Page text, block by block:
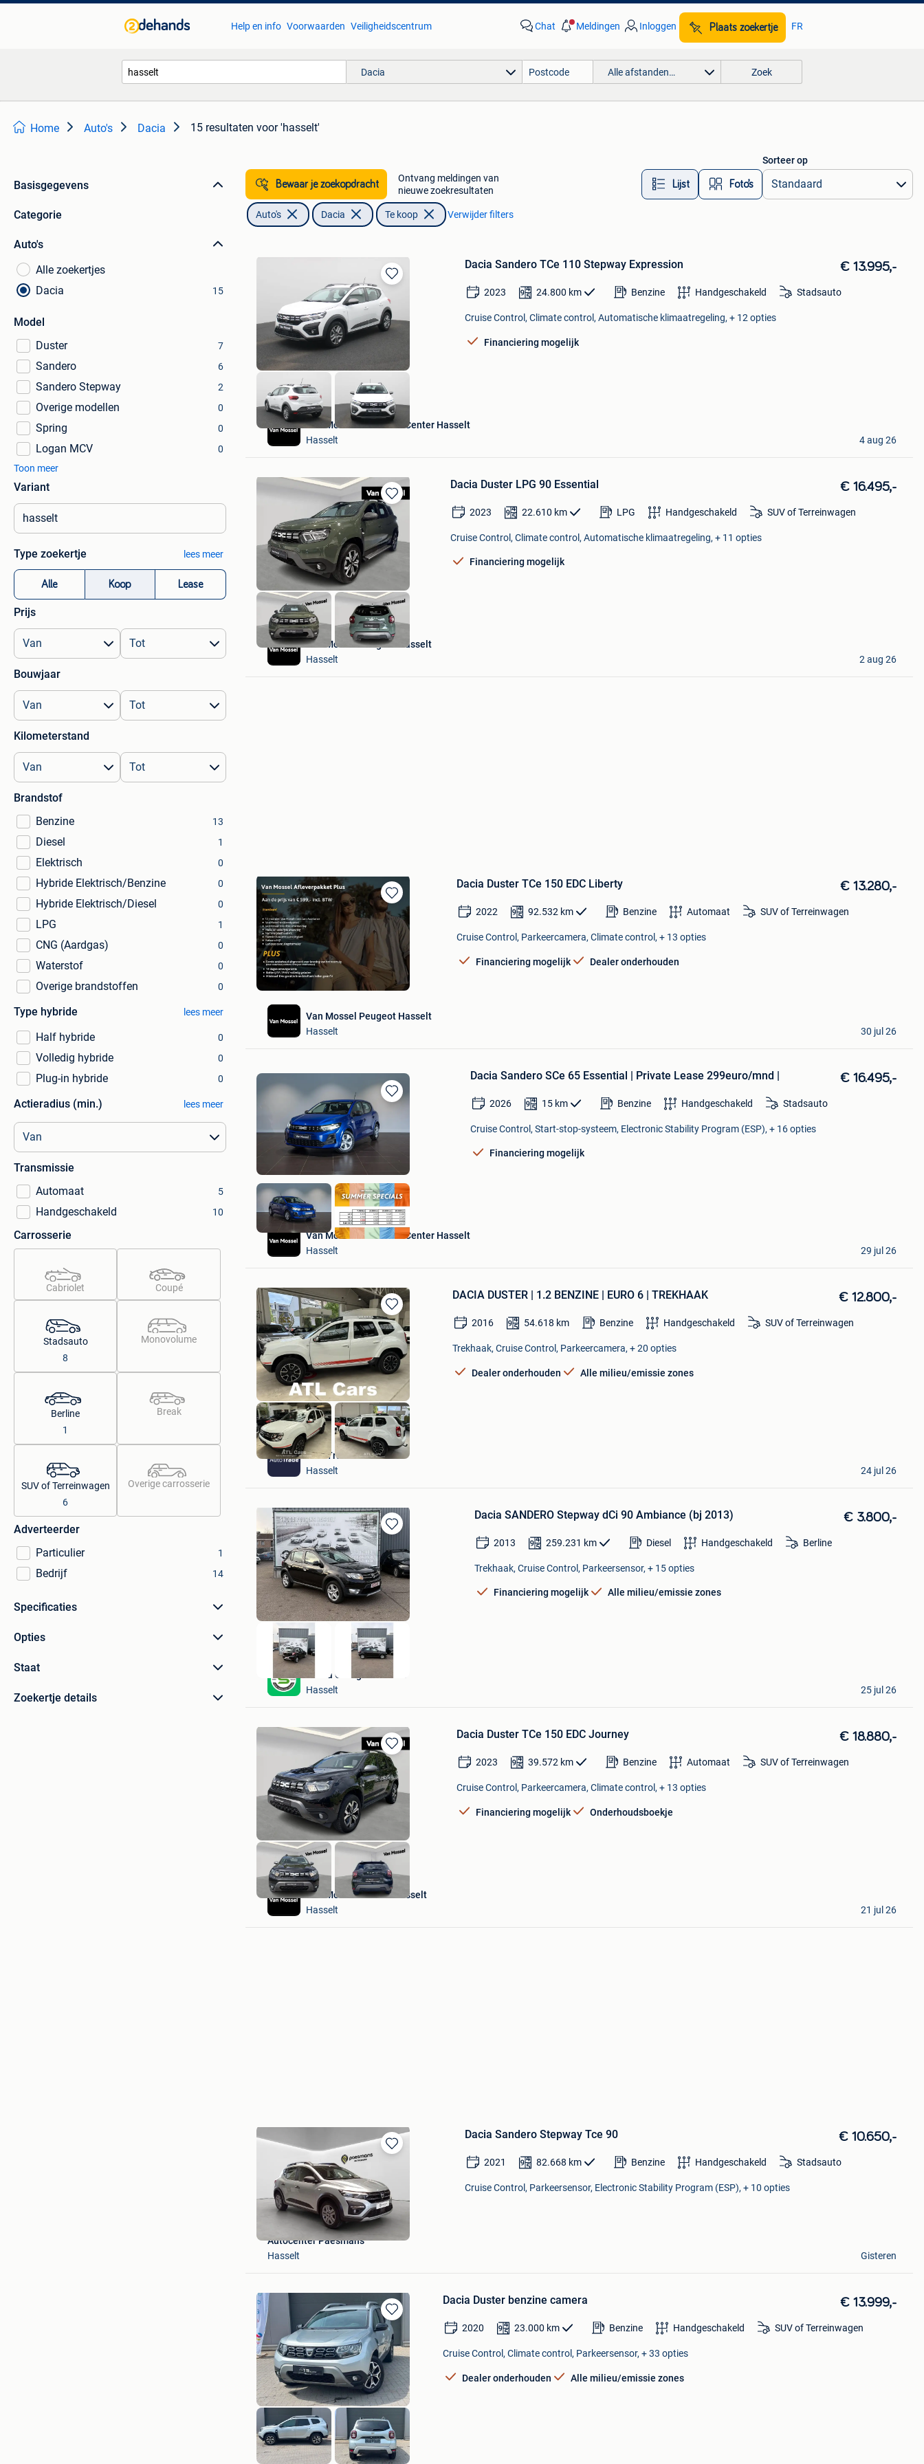
Help en info Voorwaarden Veiligheidscentrum Chat Meldingen Inloggen Plaats zoekertje FR
Dacia Alle afstanden… Zoek
Home Auto's Dacia 15 resultaten voor 'hasselt'
Basisgegevens
Categorie
Auto's
Alle zoekertjes
Dacia
15
Model
Duster
7
Sandero 6
Sandero Stepway 2
Overige modellen 0
Spring 0
Logan MCV
0
Toon meer
Variant
Type zoekertje lees meer
Alle Koop Lease
Prijs
Bouwjaar
Kilometerstand
Brandstof
Benzine
13
Diesel 1
Elektrisch 0
Hybride Elektrisch/Benzine 0
Hybride Elektrisch/Diesel 0
LPG 1
CNG (Aardgas) 0
Waterstof 0
Overige brandstoffen 0
Type hybride lees meer
Half hybride 0
Volledig hybride 0
Plug-in hybride 0
Actieradius (min.) lees meer
Transmissie
Automaat
5
Handgeschakeld 10
Carrosserie
Cabriolet Coupé
Stadsauto
8
Monovolume
Berline
1
Break
SUV of Terreinwagen
6
Overige carrosserie
Adverteerder
Particulier
1
Bedrijf 14
Specificaties
Opties
Staat
Zoekertje details
Bewaar je zoekopdracht
Ontvang meldingen van
nieuwe zoekresultaten
Lijst Foto’s
Sorteer op
Auto's Dacia Te koop Verwijder filters
Bewaren
in
Mijn
Favorieten
Dacia Sandero TCe 110 Stepway Expression € 13.995,-
2023 24.800 km Benzine Handgeschakeld Stadsauto
Cruise Control, Climate control, Automatische klimaatregeling, + 12 opties
Financiering mogelijk
Van Mossel Used Cars Center Hasselt
Hasselt
4 aug 26
Bewaren
in
Mijn
Favorieten
Dacia Duster LPG 90 Essential € 16.495,-
2023 22.610 km LPG Handgeschakeld SUV of Terreinwagen
Cruise Control, Climate control, Automatische klimaatregeling, + 11 opties
Financiering mogelijk
Van Mossel Peugeot Hasselt
Hasselt
2 aug 26
Bewaren
in
Mijn
Favorieten
Dacia Duster TCe 150 EDC Liberty € 13.280,-
2022 92.532 km Benzine Automaat SUV of Terreinwagen
Cruise Control, Parkeercamera, Climate control, + 13 opties
Financiering mogelijk Dealer onderhouden
Van Mossel Peugeot Hasselt
Hasselt
30 jul 26
Bewaren
in
Mijn
Favorieten
Dacia Sandero SCe 65 Essential | Private Lease 299euro/mnd | € 16.495,-
2026 15 km Benzine Handgeschakeld Stadsauto
Cruise Control, Start-stop-systeem, Electronic Stability Program (ESP), + 16 opties
Financiering mogelijk
Van Mossel Used Cars Center Hasselt
Hasselt
29 jul 26
Bewaren
in
Mijn
Favorieten
DACIA DUSTER | 1.2 BENZINE | EURO 6 | TREKHAAK € 12.800,-
2016 54.618 km Benzine Handgeschakeld SUV of Terreinwagen
Trekhaak, Cruise Control, Parkeercamera, + 20 opties
Dealer onderhouden Alle milieu/emissie zones
AutoTrade Hasselt
Hasselt
24 jul 26
Bewaren
in
Mijn
Favorieten
Dacia SANDERO Stepway dCi 90 Ambiance (bj 2013) € 3.800,-
2013 259.231 km Diesel Handgeschakeld Berline
Trekhaak, Cruise Control, Parkeersensor, + 15 opties
Financiering mogelijk Alle milieu/emissie zones
Skoda Garage Peusens
Hasselt
25 jul 26
Bewaren
in
Mijn
Favorieten
Dacia Duster TCe 150 EDC Journey € 18.880,-
2023 39.572 km Benzine Automaat SUV of Terreinwagen
Cruise Control, Parkeercamera, Climate control, + 13 opties
Financiering mogelijk Onderhoudsboekje
Van Mossel Citroën Hasselt
Hasselt
21 jul 26
Bewaren
Mijn
Favorieten
Dacia Sandero Stepway Tce 90 € 10.650,-
2021 82.668 km Benzine Handgeschakeld Stadsauto
Cruise Control, Parkeersensor, Electronic Stability Program (ESP), + 10 opties
Autocenter Paesmans
Hasselt
Gisteren
Bewaren
in
Mijn
Favorieten
Dacia Duster benzine camera € 13.999,-
2020 23.000 km Benzine Handgeschakeld SUV of Terreinwagen
Cruise Control, Climate control, Parkeersensor, + 33 opties
Dealer onderhouden Alle milieu/emissie zones
Tom